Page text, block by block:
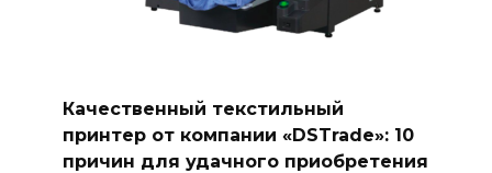
Качественный текстильный
принтер от компании «DSTrade»: 10
причин для удачного приобретения